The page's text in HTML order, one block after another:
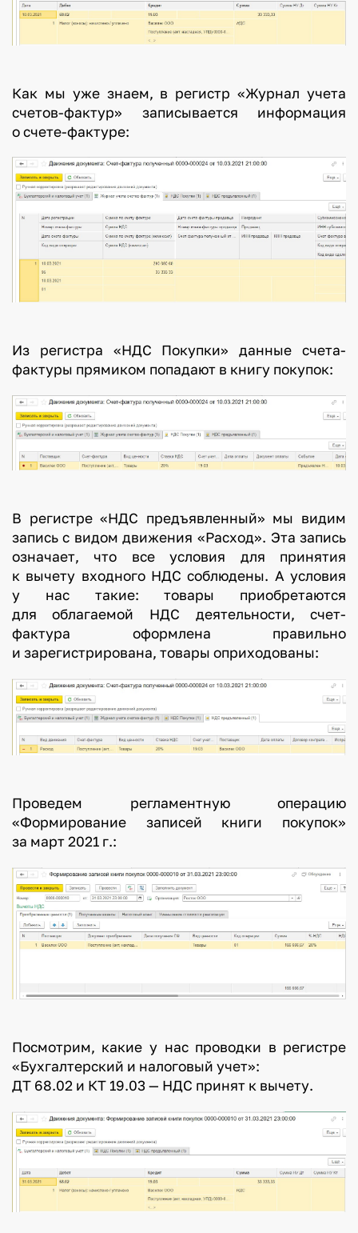
Как мы уже знаем, в регистр «Журнал учета
счетов-фактур» записывается информация
о счете-фактуре:
Из регистра «НДС Покупки» данные счета-
фактуры прямиком попадают в книгу покупок:
В регистре «НДС предъявленный» мы видим
запись с видом движения «Расход». Эта запись
означает, что все условия для принятия
к вычету входного НДС соблюдены. А условия
у нас такие: товары приобретаются
для облагаемой НДС деятельности, счет-
фактура оформлена правильно
и зарегистрирована, товары оприходованы:
Проведем регламентную операцию
«Формирование записей книги покупок»
за март 2021 г.:
Посмотрим, какие у нас проводки в регистре
«Бухгалтерский и налоговый учет»:
ДТ 68.02 и КТ 19.03 — НДС принят к вычету.